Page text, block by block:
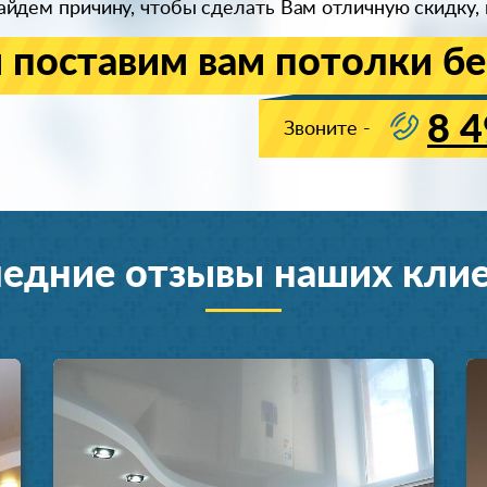
причину, чтобы сделать Вам отличную скидку,
вам потолки
Звоните - 8
отзывы наших